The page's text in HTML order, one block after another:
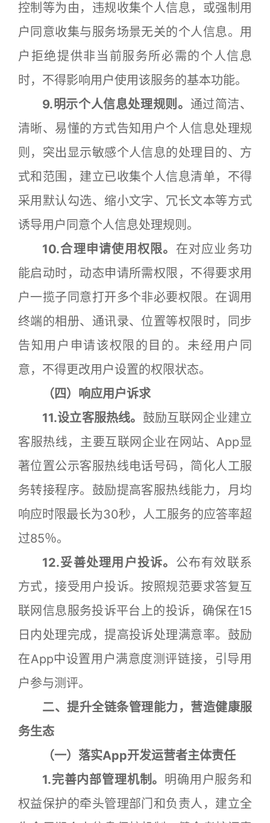
控制等为由，违规收集个人信息，或强制用
户同意收集与服务场景无关的个人信息。用
户拒绝提供非当前服务所必需的个人信息
时，不得影响用户使用该服务的基本功能。
9.明示个人信息处理规则。 通过简洁、
清晰、易懂的方式告知用户个人信息处理规
则，突出显示敏感个人信息的处理目的、方
式和范围，建立已收集个人信息清单，不得
采用默认勾选、缩小文字、冗长文本等方式
诱导用户同意个人信息处理规则。
10.合理申请使用权限。 在对应业务功
能启动时，动态申请所需权限，不得要求用
户一揽子同意打开多个非必要权限。在调用
终端的相册、通讯录、位置等权限时，同步
告知用户申请该权限的目的。未经用户同
意，不得更改用户设置的权限状态。
（四）响应用户诉求
11.设立客服热线。 鼓励互联网企业建立
客服热线，主要互联网企业在网站、App显
著位置公示客服热线电话号码，简化人工服
务转接程序。鼓励提高客服热线能力，月均
响应时限最长为30秒，人工服务的应答率超
过85％。
12.妥善处理用户投诉。 公布有效联系
方式，接受用户投诉。按照规范要求答复互
联网信息服务投诉平台上的投诉，确保在15
日内处理完成，提高投诉处理满意率。鼓励
在App中设置用户满意度测评链接，引导用
户参与测评。
二、提升全链条管理能力，营造健康服
务生态
（一）落实App开发运营者主体责任
1.完善内部管理机制。 明确用户服务和
权益保护的牵头管理部门和负责人，建立全